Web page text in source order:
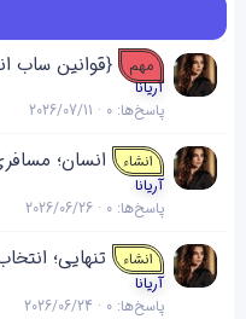
مهم {قوانین ساب
آریانا
پاسخ‌ها 0
2026/07/11
انشاء انسان؛
آریانا
پاسخ‌ها 0
2026/06/26
انشاء تنهایی؛
آریانا
پاسخ‌ها 0
2026/06/24